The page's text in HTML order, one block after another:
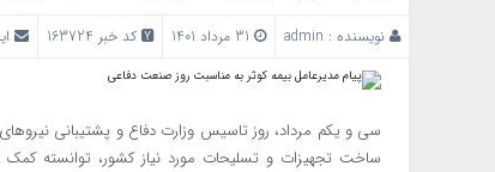
نویسنده : admin کد خبر 163724
سی و یکم مرداد، روز تاسیس وزارت دفاع و پشتیبانی
ساخت تجهیزات و تسلیحات مورد نیاز کشور، توانسته